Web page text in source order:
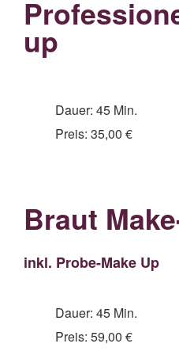
up
Dauer: 45 Min.
Preis: 35,00 €
Braut
inkl. Probe-Make Up
Dauer: 45 Min.
Preis: 59,00 €